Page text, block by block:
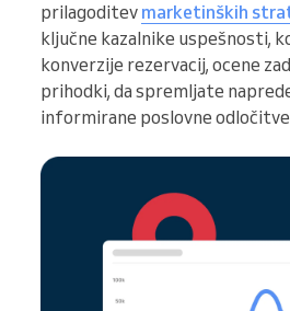
prilagoditev marketinških
ključne kazalnike uspešnosti,
konverzije rezervacij, ocene
prihodki, da spremljate
informirane poslovne